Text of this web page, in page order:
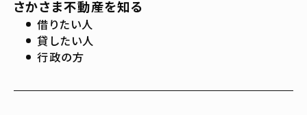
さかさま不動産を知る
借りたい人
貸したい人
行政の方